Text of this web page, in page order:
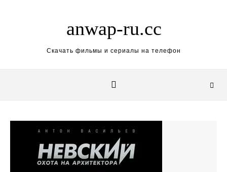
anwap-ru.cc
Скачать фильмы и сериалы на телефон